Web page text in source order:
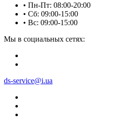
• Пн-Пт: 08:00-20:00
• Сб: 09:00-15:00
• Вс: 09:00-15:00
Мы в социальных сетях:
ds-service@i.ua